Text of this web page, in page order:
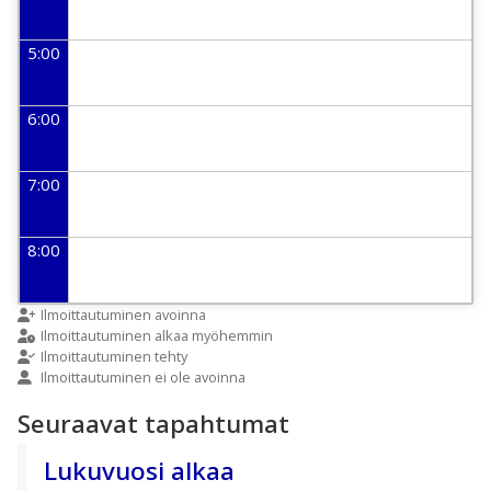
5:00
6:00
7:00
8:00
9:00
10:00
Ilmoittautuminen avoinna
Ilmoittautuminen alkaa myöhemmin
Ilmoittautuminen tehty
Ilmoittautuminen ei ole avoinna
Seuraavat tapahtumat
Lukuvuosi alkaa